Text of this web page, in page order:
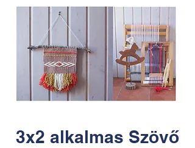
3x2 alkalmas Szövő